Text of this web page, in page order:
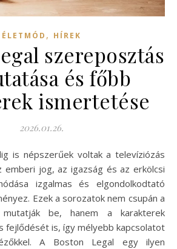
ÉLETMÓD , HÍREK
szereposztás
és főbb
ismertetése
2026.01.26.
emberi jog, az igazság és az erkölcsi
izgalmas és elgondolkodtató
Ezek a sorozatok nem csupán a
be, hanem a karakterek
fejlődését is, így mélyebb kapcsolatot
A Boston Legal egy ilyen